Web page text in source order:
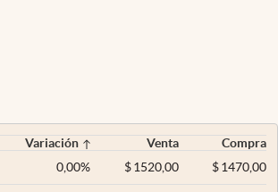
Variación Venta
Compra
0,00% $ 1520,00 $1470,00